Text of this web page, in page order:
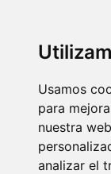
Usamos
para
nuestra
analizar el
No eres
somos tu voz